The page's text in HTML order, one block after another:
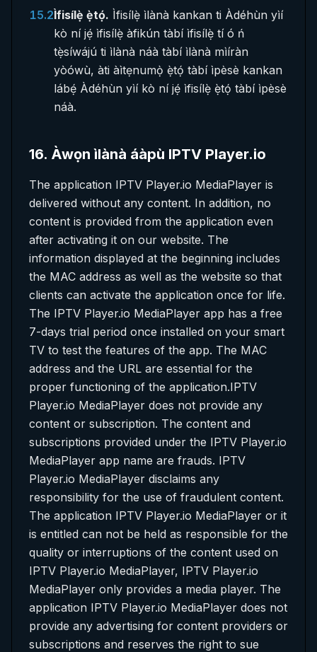
15.2Ìfisílẹ̀ ẹ̀tọ́. Ìfisílẹ̀ ìlànà kankan ti Àdéhùn yìí
kò ní jẹ́ ìfisílẹ̀ àfikún tàbí ìfisílẹ̀ tí ó ń
tẹ̀síwájú ti ìlànà náà tàbí ìlànà mìíràn
yòówù, àti àìtẹnumọ̀ ẹ̀tọ́ tàbí ìpèsè kankan
lábẹ́ Àdéhùn yìí kò ní jẹ́ ìfisílẹ̀ ẹ̀tọ́ tàbí ìpèsè
náà.
16. Àwọn ìlànà áàpù IPTV Player.io
The application IPTV Player.io MediaPlayer is
delivered without any content. In addition, no
content is provided from the application even
after activating it on our website. The
information displayed at the beginning includes
the MAC address as well as the website so that
clients can activate the application once for life.
The IPTV Player.io MediaPlayer app has a free
7-days trial period once installed on your smart
TV to test the features of the app. The MAC
address and the URL are essential for the
proper functioning of the application.IPTV
Player.io MediaPlayer does not provide any
content or subscription. The content and
subscriptions provided under the IPTV Player.io
MediaPlayer app name are frauds. IPTV
Player.io MediaPlayer disclaims any
responsibility for the use of fraudulent content.
The application IPTV Player.io MediaPlayer or it
is entitled can not be held as responsible for the
quality or interruptions of the content used on
IPTV Player.io MediaPlayer, IPTV Player.io
MediaPlayer only provides a media player. The
application IPTV Player.io MediaPlayer does not
provide any advertising for content providers or
subscriptions and reserves the right to sue